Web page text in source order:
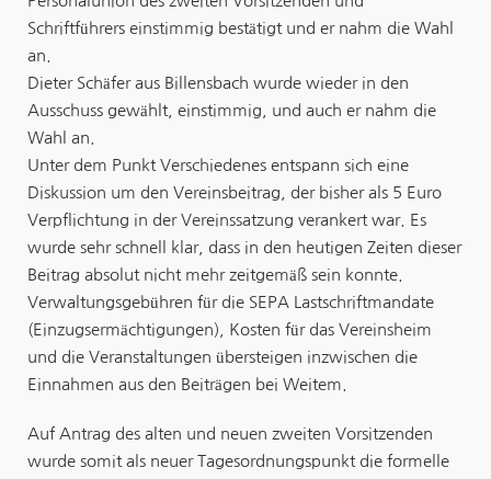
Schriftführers einstimmig bestätigt und er nahm die Wahl
an.
Dieter Schäfer aus Billensbach wurde wieder in den
Ausschuss gewählt, einstimmig, und auch er nahm die
Wahl an.
Unter dem Punkt Verschiedenes entspann sich eine
Diskussion um den Vereinsbeitrag, der bisher als 5 Euro
Verpflichtung in der Vereinssatzung verankert war. Es
wurde sehr schnell klar, dass in den heutigen Zeiten dieser
Beitrag absolut nicht mehr zeitgemäß sein konnte.
Verwaltungsgebühren für die SEPA­ Lastschriftmandate
(Einzugsermächtigungen), Kosten für das Vereinsheim
und die Veranstaltungen übersteigen inzwischen die
Einnahmen aus den Beiträgen bei Weitem.
Auf Antrag des alten und neuen zweiten Vorsitzenden
wurde somit als neuer Tagesordnungspunkt die formelle